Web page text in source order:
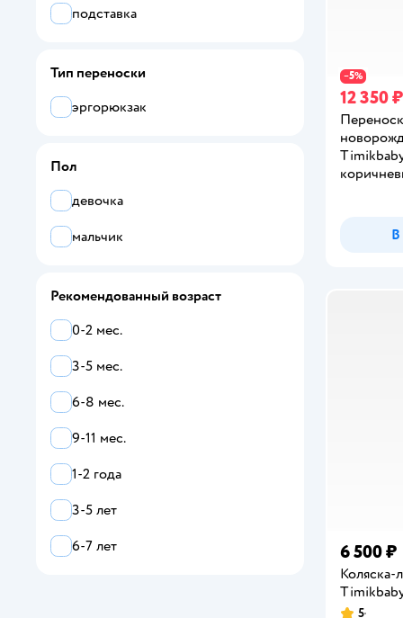
−5%
12 350 ₽
В
6 500 ₽
Коляска-
5
подставка
Тип переноски
эргорюкзак
Пол
девочка
мальчик
Рекомендованный возраст
0-2 мес.
3-5 мес.
6-8 мес.
9-11 мес.
1-2 года
3-5 лет
6-7 лет